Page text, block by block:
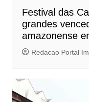
Festival das
grandes
amazonense
Redacao Portal